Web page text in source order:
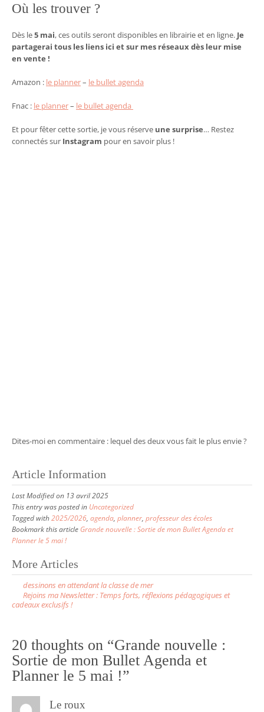
Où les trouver ?
Dès le5 mai, ces outils seront disponibles en librairie et en ligne. Je
partagerai tous les liens ici et sur mes réseaux dès leur mise
en vente !
Amazon : le planner– le bullet agenda
Fnac : le planner– le bullet agenda
Et pour fêter cette sortie, je vous réserve une surprise… Restez
connectés sur Instagram pour en savoir plus !
Dites-moi en commentaire : lequel des deux vous fait le plus envie ?
Article Information
Last Modified on 13 avril 2025
This entry was posted in Uncategorized
Tagged with2025/2026, agenda, planner, professeur des écoles
Bookmark this article Grande nouvelle : Sortie de mon Bullet Agenda et
Planner le 5 mai !
P
s
n
a
v
i
More Articles
dessinons en attendant la classe de mer
Rejoins ma Newsletter : Temps forts, réflexions pédagogiques et
cadeaux exclusifs !
20 thoughts on “Grande nouvelle :
Sortie de mon Bullet Agenda et
Planner le 5 mai !”
Le roux